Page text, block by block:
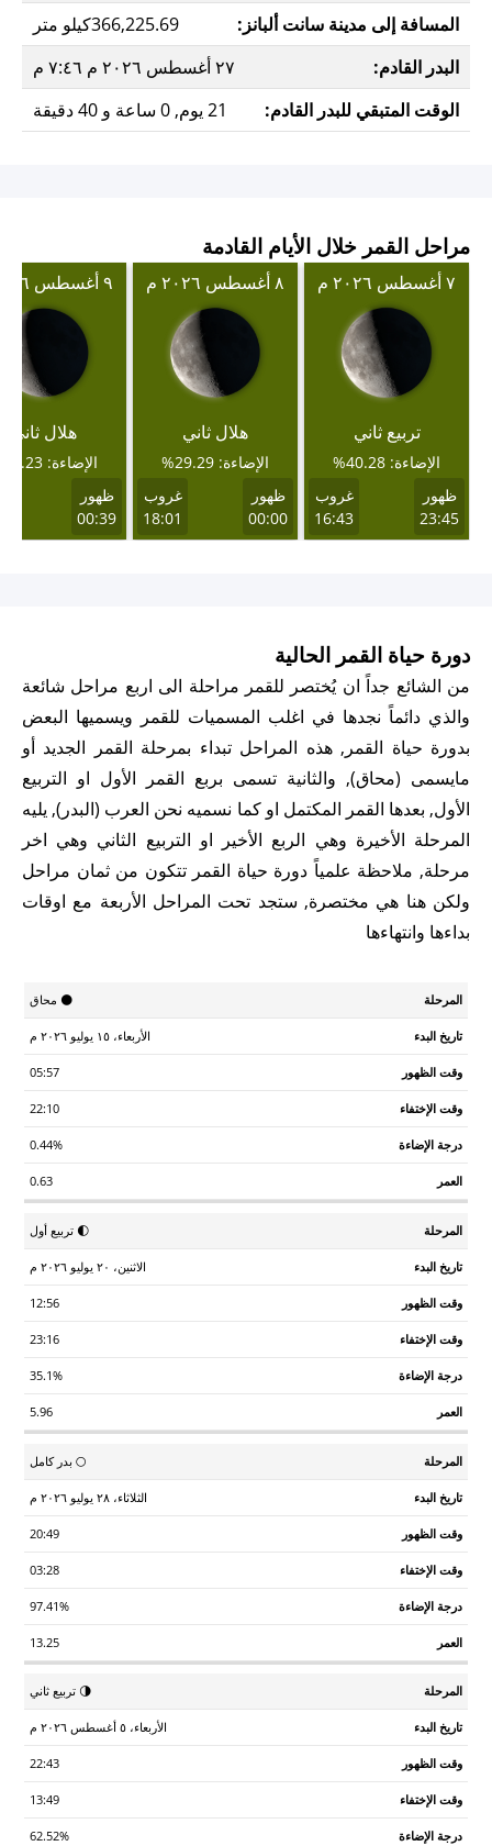
المسافة إلى مدينة سانت ألبانز:
366,225.69كيلو متر
البدر القادم:
٢٧ أغسطس ٢٠٢٦ م ٧:٤٦ م
الوقت المتبقي للبدر القادم:
21 يوم, 0 ساعة و 40 دقيقة
مراحل القمر خلال الأيام القادمة
٧ أغسطس ٢٠٢٦ م
تربيع ثاني
الإضاءة: 40.28%
ظهور
23:45
غروب
16:43
٨ أغسطس ٢٠٢٦ م
هلال ثاني
الإضاءة: 29.29%
ظهور
00:00
غروب
18:01
٩ أغسطس ٢٠٢٦ م
هلال ثاني
الإضاءة: 19.23%
ظهور
00:39
دورة حياة القمر الحالية
من الشائع جداً ان يُختصر للقمر مراحلة الى اربع مراحل شائعة
والذي دائماً نجدها في اغلب المسميات للقمر ويسميها البعض
بدورة حياة القمر, هذه المراحل تبداء بمرحلة القمر الجديد أو
مايسمى (محاق), والثانية تسمى بربع القمر الأول او التربيع
الأول, بعدها القمر المكتمل او كما نسميه نحن العرب (البدر), يليه
المرحلة الأخيرة وهي الربع الأخير او التربيع الثاني وهي اخر
مرحلة, ملاحظة علمياً دورة حياة القمر تتكون من ثمان مراحل
ولكن هنا هي مختصرة, ستجد تحت المراحل الأربعة مع اوقات
بداءها وانتهاءها
🌑 محاق
الأربعاء، ١٥ يوليو ٢٠٢٦ م
05:57
22:10
0.44%
0.63
🌓 تربيع أول
الاثنين، ٢٠ يوليو ٢٠٢٦ م
12:56
23:16
35.1%
5.96
🌕 بدر كامل
الثلاثاء، ٢٨ يوليو ٢٠٢٦ م
20:49
03:28
97.41%
13.25
🌗 تربيع ثاني
الأربعاء، ٥ أغسطس ٢٠٢٦ م
22:43
13:49
62.52%